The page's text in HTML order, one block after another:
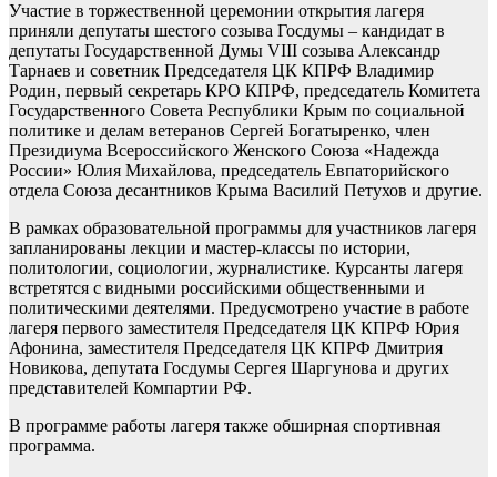
Участие в торжественной церемонии открытия лагеря
приняли депутаты шестого созыва Госдумы – кандидат в
депутаты Государственной Думы VIII созыва Александр
Тарнаев и советник Председателя ЦК КПРФ Владимир
Родин, первый секретарь КРО КПРФ, председатель Комитета
Государственного Совета Республики Крым по социальной
политике и делам ветеранов Сергей Богатыренко, член
Президиума Всероссийского Женского Союза «Надежда
России» Юлия Михайлова, председатель Евпаторийского
отдела Союза десантников Крыма Василий Петухов и другие.
В рамках образовательной программы для участников лагеря
запланированы лекции и мастер-классы по истории,
политологии, социологии, журналистике. Курсанты лагеря
встретятся с видными российскими общественными и
политическими деятелями. Предусмотрено участие в работе
лагеря первого заместителя Председателя ЦК КПРФ Юрия
Афонина, заместителя Председателя ЦК КПРФ Дмитрия
Новикова, депутата Госдумы Сергея Шаргунова и других
представителей Компартии РФ.
В программе работы лагеря также обширная спортивная
программа.